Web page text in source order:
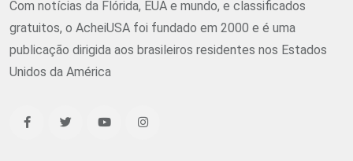
Com notícias da Flórida, EUA e mundo, e classificados
gratuitos, o AcheiUSA foi fundado em 2000 e é uma
publicação dirigida aos brasileiros residentes nos Estados
Unidos da América